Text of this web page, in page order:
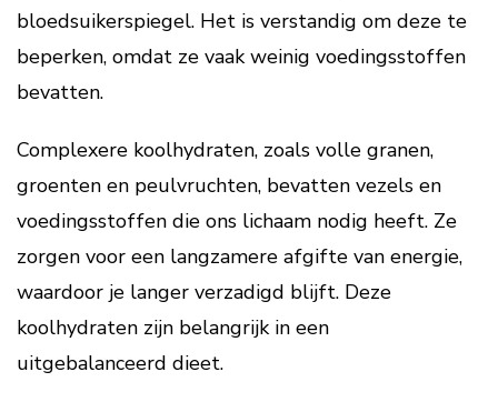
bloedsuikerspiegel. Het is verstandig om deze te
beperken, omdat ze vaak weinig voedingsstoffen
bevatten.
Complexere koolhydraten, zoals volle granen,
groenten en peulvruchten, bevatten vezels en
voedingsstoffen die ons lichaam nodig heeft. Ze
zorgen voor een langzamere afgifte van energie,
waardoor je langer verzadigd blijft. Deze
koolhydraten zijn belangrijk in een
uitgebalanceerd dieet.